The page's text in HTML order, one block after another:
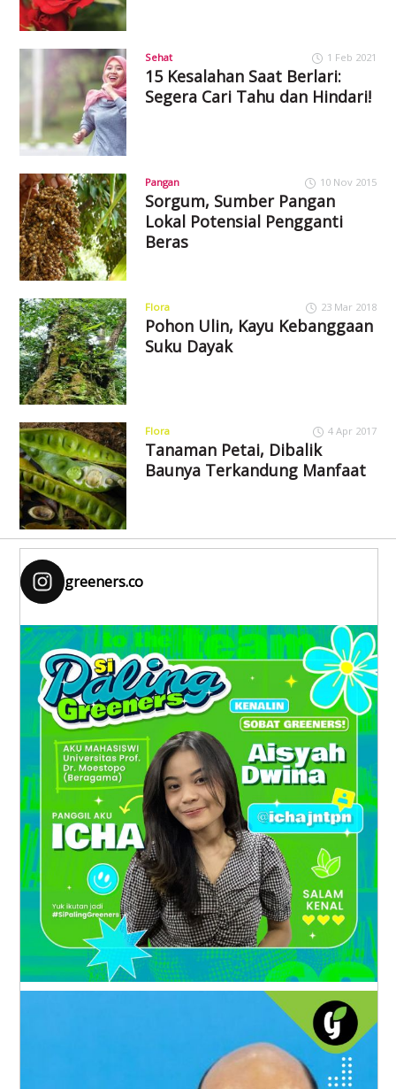
Sehat 1 Feb 2021
15 Kesalahan Saat Berlari:
Segera Cari Tahu dan Hindari!
Pangan 10 Nov 2015
Sorgum, Sumber Pangan
Lokal Potensial Pengganti
Beras
Flora 23 Mar 2018
Pohon Ulin, Kayu Kebanggaan
Suku Dayak
Flora 4 Apr 2017
Tanaman Petai, Dibalik
Baunya Terkandung Manfaat
greeners.co